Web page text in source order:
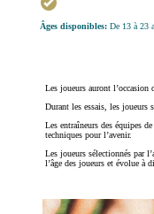
Âges disponibles:De 13 à 23
Les joueurs auront l’occasion
Durant les essais, les joueurs
Les entraîneurs des équipes
techniques pour l’avenir.
Les joueurs sélectionnés par
l’âge des joueurs et évolue à